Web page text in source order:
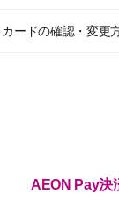
ードの確認・変更
AEON Pay決